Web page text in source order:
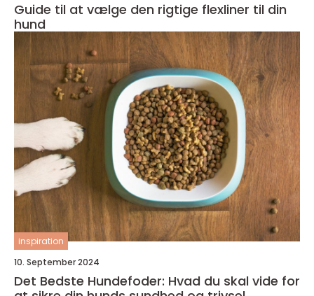
Guide til at vælge den rigtige flexliner til din
hund
inspiration
10. September 2024
Det Bedste Hundefoder: Hvad du skal vide for